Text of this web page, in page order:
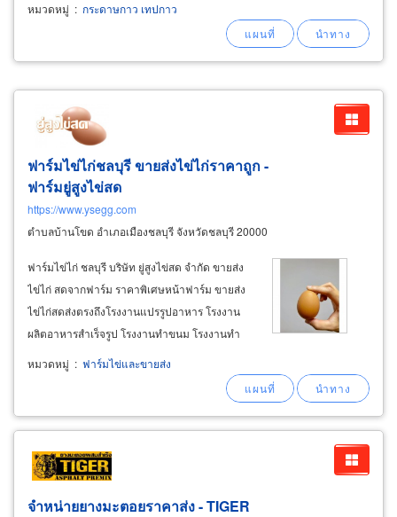
หมวดหมู่ : กระดาษกาว เทปกาว
ฟาร์มไข่ไก่ชลบุรี ขายส่งไข่ไก่ราคาถูก -
ฟาร์มยู่สูงไข่สด
https://www.ysegg.com
ตำบลบ้านโขด อำเภอเมืองชลบุรี จังหวัดชลบุรี 20000
ฟาร์มไข่ไก่ ชลบุรี บริษัท ยู่สูงไข่สด จำกัด ขายส่ง
ไข่ไก่ สดจากฟาร์ม ราคาพิเศษหน้าฟาร์ม ขายส่ง
ไข่ไก่สดส่งตรงถึงโรงงานแปรรูปอาหาร โรงงาน
ผลิตอาหารสำเร็จรูป โรงงานทำขนม โรงงานทำ
เค้ก-เบเกอรี่ ส่งตรงถึงแผงค้าส่งไข่ไก่ตามตลาดสด
ในจังหวัดชลบุรี ฉะเชิงเทรา สมุทรปราการ กรุงเทพ
หมวดหมู่ : ฟาร์มไข่และขายส่ง
จำหน่ายยางมะตอยราคาส่ง - TIGER